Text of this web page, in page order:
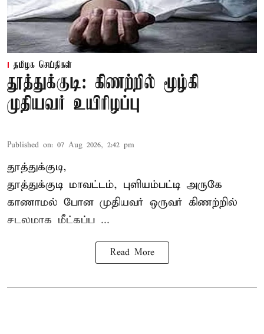
தமிழக செய்திகள்
தூத்துக்குடி: கிணற்றில் மூழ்கி
முதியவர் உயிரிழப்பு
Published on: 07 Aug 2026, 2:42 pm
தூத்துக்குடி,
தூத்துக்குடி மாவட்டம், புளியம்பட்டி அருகே
காணாமல் போன முதியவர் ஒருவர் கிணற்றில்
சடலமாக மீட்கப்ப ...
Read More